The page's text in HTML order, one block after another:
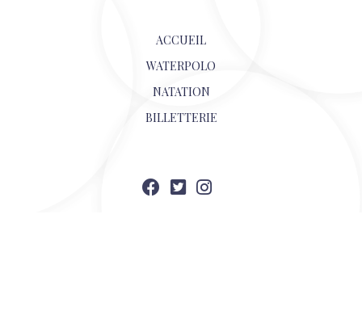
ACCUEIL
WATERPOLO
NATATION
BILLETTERIE